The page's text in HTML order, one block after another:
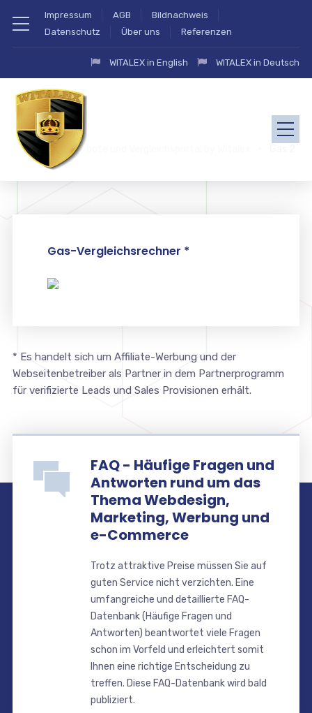
Impressum AGB
Bildnachweis
Datenschutz
Über uns Referenzen
WITALEX in English WITALEX in Deutsch
zahlung.eu Angebote und Vergleichsportal by Witalex
Gas-Vergleichsrechner *
* Es handelt sich um Affiliate-Werbung und der
Webseitenbetreiber als Partner in dem Partnerprogramm
für verifizierte Leads und Sales Provisionen erhält.
FAQ - Häufige Fragen und
Antworten rund um das
Thema Webdesign,
Marketing, Werbung und
e-Commerce
Trotz attraktive Preise müssen Sie auf
guten Service nicht verzichten. Eine
umfangreiche und detaillierte FAQ-
Datenbank (Häufige Fragen und
Antworten) beantwortet viele Fragen
schon im Vorfeld und erleichtert somit
Ihnen eine richtige Entscheidung zu
treffen. Diese FAQ-Datenbank wird bald
publiziert.